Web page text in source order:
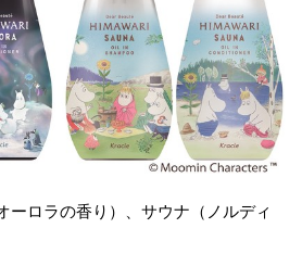
ーロラの香り）、サウナ（ノルディ